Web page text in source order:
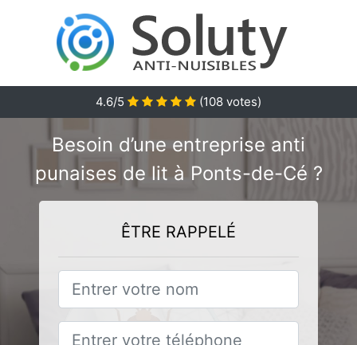
4.6/5 (108 votes)
Besoin d’une entreprise anti
punaises de lit à Ponts-de-Cé ?
ÊTRE RAPPELÉ